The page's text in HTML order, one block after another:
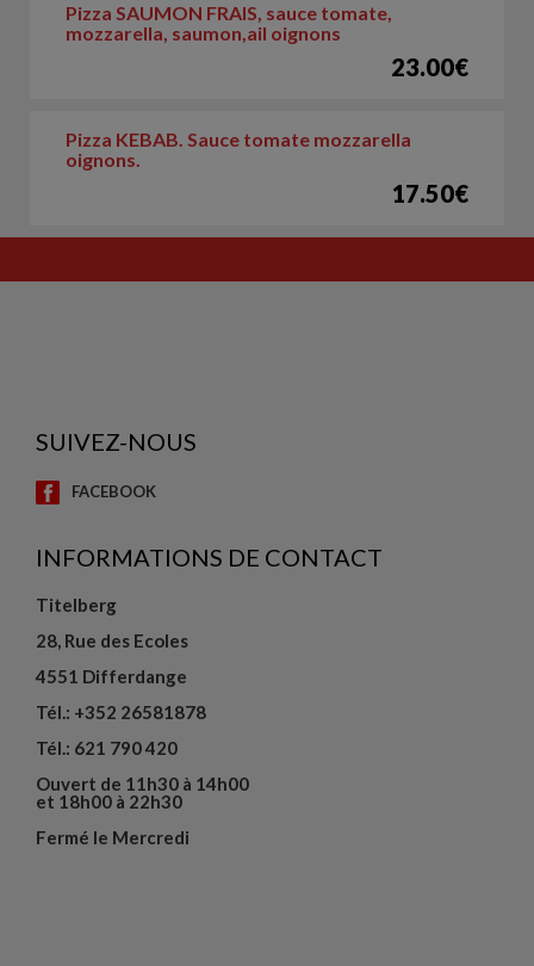
Pizza SAUMON FRAIS, sauce tomate,
mozzarella, saumon,ail oignons
23.00€
Pizza KEBAB. Sauce tomate mozzarella
oignons.
17.50€
SUIVEZ-NOUS
FACEBOOK
INFORMATIONS DE CONTACT
Titelberg
28, Rue des Ecoles
4551 Differdange
Tél.: +352 26581878
Tél.: 621 790 420
Ouvert de 11h30 à 14h00
et 18h00 à 22h30
Fermé le Mercredi